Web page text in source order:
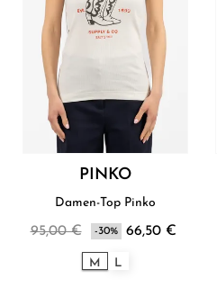
PINKO
Damen-Top Pinko
95,00 € -30% 66,50 €
M L